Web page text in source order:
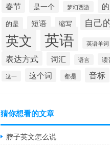
春节 是一个 梦幻西游
的是 短语 缩写 自己
英文 英语 英语单词
表达方式 词汇 语言 读
这一 这个词 都是 音标
猜你想看的文章
脖子英文怎么说